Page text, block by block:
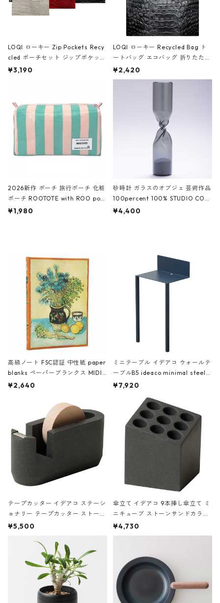
LOQI ローキー Zip Pockets Recy
cled ポーチセット ジップポケット
ファスナーポーチ 撥水加工 トラベ
ーガンディー、オフホワイト
¥3,190
LOQI ローキー Recycled Bag ト
ートバッグ エコバッグ 折りたたみ
大きめ 撥水加工 収納ポーチ CRO
CODILE/Black クロコダイル/ブラ
¥2,420
2026新作 ポーチ 旅行ポーチ 化粧
ポーチ ROOTOTE with ROO pou
ch 3532 ルートート WR.ポーチ.ラ
¥1,980
砂時計 ガラスのオブジェ 芸術作品
100percent 100% STUDIO COH
AKU Timeless 100パーセント ス
¥4,400
高級ノート FSC認証 中性紙 paper
blanks ペーパーブランクス MIDI
ハードカバー 罫線 ヴァン・ゴッホ
¥2,640
ミニテーブル イデアコ ウォールテ
ーブルB5 ideaco minimal steel f
urniture WALL Table B5 ネイビー
¥7,920
テープカッター イデアコ ステーシ
ョナリー テープカッター ストーン
サンドカラー 石調 ideaco Station
¥5,500
傘立て イデアコ 9本挿し傘立て ミ
ニキューブ ストーンサンドカラー
石調 ideaco Umbrella Stand CUB
E ストーンサンドブラック
¥4,730